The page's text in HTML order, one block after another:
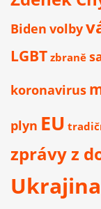
Biden volby
LGBT zbraně
koronavirus
plyn EU
zprávy z
Ukrajina